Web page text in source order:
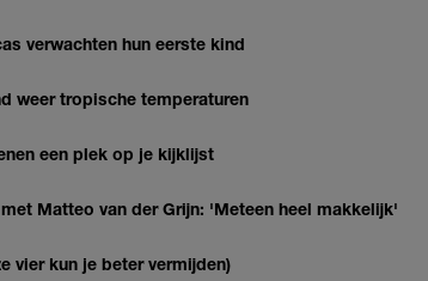
verwachten hun eerste kind
weer tropische temperaturen
een plek op je kijklijst
Matteo van der Grijn: 'Meteen heel makkelijk'
vier kun je beter vermijden)